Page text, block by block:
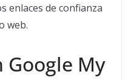
enlaces de confianza
web.
Google My